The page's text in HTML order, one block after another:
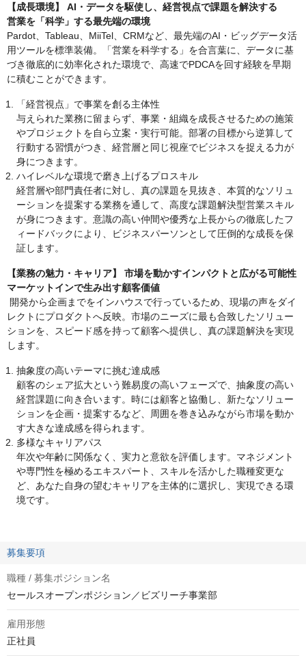
【成長環境】 AI・データを駆使し、経営視点で課題を解決する
営業を「科学」する最先端の環境
Pardot、Tableau、MiiTel、CRMなど、最先端のAI・ビッグデータ活
用ツールを標準装備。「営業を科学する」を合言葉に、データに基
づき徹底的に効率化された環境で、高速でPDCAを回す経験を早期
に積むことができます。
「経営視点」で事業を創る主体性
与えられた業務に留まらず、事業・組織を成長させるための施策
やプロジェクトを自ら立案・実行可能。部署の目標から逆算して
行動する習慣がつき、経営層と同じ視座でビジネスを捉える力が
身につきます。
ハイレベルな環境で磨き上げるプロスキル
経営層や部門責任者に対し、真の課題を見抜き、本質的なソリュ
ーションを提案する業務を通して、高度な課題解決型営業スキル
が身につきます。意識の高い仲間や優秀な上長からの徹底したフ
ィードバックにより、ビジネスパーソンとして圧倒的な成長を保
証します。
【業務の魅力・キャリア】 市場を動かすインパクトと広がる可能性
マーケットインで生み出す顧客価値
開発から企画までをインハウスで行っているため、現場の声をダイ
レクトにプロダクトへ反映。市場のニーズに最も合致したソリュー
ションを、スピード感を持って顧客へ提供し、真の課題解決を実現
します。
抽象度の高いテーマに挑む達成感
顧客のシェア拡大という難易度の高いフェーズで、抽象度の高い
経営課題に向き合います。時には顧客と協働し、新たなソリュー
ションを企画・提案するなど、周囲を巻き込みながら市場を動か
す大きな達成感を得られます。
多様なキャリアパス
年次や年齢に関係なく、実力と意欲を評価します。マネジメント
や専門性を極めるエキスパート、スキルを活かした職種変更な
ど、あなた自身の望むキャリアを主体的に選択し、実現できる環
境です。
募集要項
職種 / 募集ポジション名
セールスオープンポジション／ビズリーチ事業部
雇用形態
正社員